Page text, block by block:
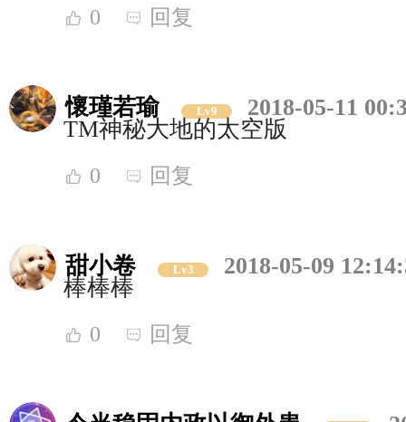
0 回复
懷瑾若瑜 Lv9
2018-05-11
TM神秘大地的太空版
0 回复
甜小卷 Lv3
2018-05-09
棒棒棒
0 回复